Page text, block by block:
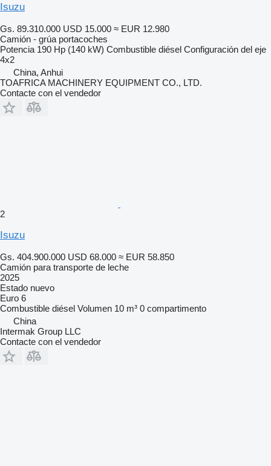
Isuzu
Gs. 89.310.000 USD 15.000 ≈ EUR 12.980
Camión - grúa portacoches
Potencia 190 Hp (140 kW) Combustible diésel Configuración del eje
4x2
China, Anhui
TOAFRICA MACHINERY EQUIPMENT CO., LTD.
Contacte con el vendedor
2
Isuzu
Gs. 404.900.000 USD 68.000 ≈ EUR 58.850
Camión para transporte de leche
2025
Estado nuevo
Euro 6
Combustible diésel Volumen 10 m³ 0 compartimento
China
Intermak Group LLC
Contacte con el vendedor